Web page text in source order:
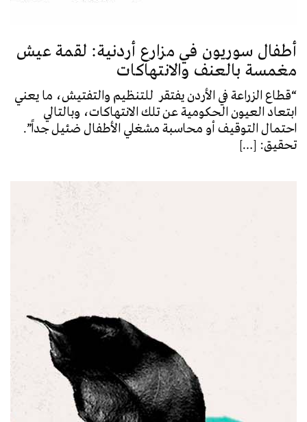
أطفال سوريون في مزارع أردنية: لقمة عيش
مغمسة بالعنف والانتهاكات
“قطاع الزراعة في الأردن يفتقر للتنظيم والتفتيش، ما يعني
ابتعاد العيون الحكومية عن تلك الانتهاكات، وبالتالي
احتمال التوقيف أو محاسبة مشغلي الأطفال ضئيل جداً”.
تحقيق: […]